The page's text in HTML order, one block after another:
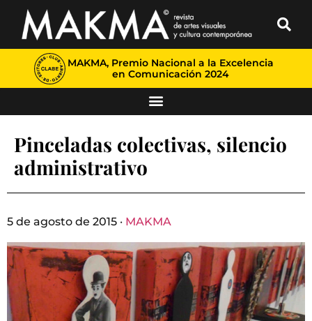
MAKMA, Premio Nacional a la Excelencia
en Comunicación 2024
Pinceladas colectivas, silencio
administrativo
5 de agosto de 2015 · MAKMA